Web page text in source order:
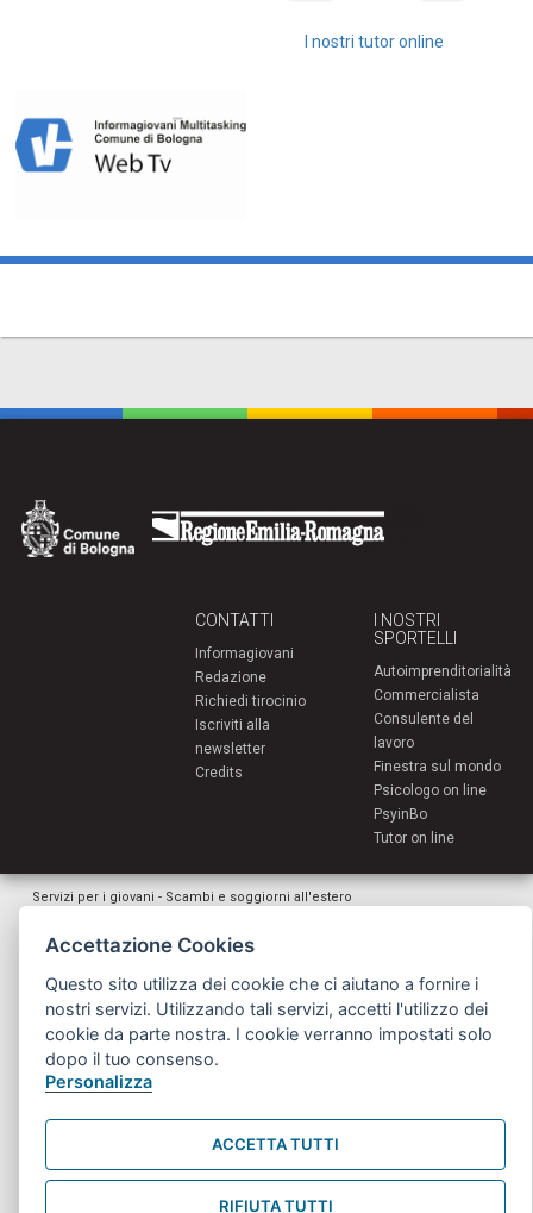
I nostri tutor online
CONTATTI
Informagiovani
Redazione
Richiedi tirocinio
Iscriviti alla
newsletter
Credits
I NOSTRI
SPORTELLI
Autoimprenditorialità
Commercialista
Consulente del
lavoro
Finestra sul mondo
Psicologo on line
PsyinBo
Tutor on line
Servizi per i giovani - Scambi e soggiorni all'estero
Accettazione Cookies
Questo sito utilizza dei cookie che ci aiutano a fornire i
nostri servizi. Utilizzando tali servizi, accetti l'utilizzo dei
cookie da parte nostra. I cookie verranno impostati solo
dopo il tuo consenso.
Personalizza
ACCETTA TUTTI
RIFIUTA TUTTI